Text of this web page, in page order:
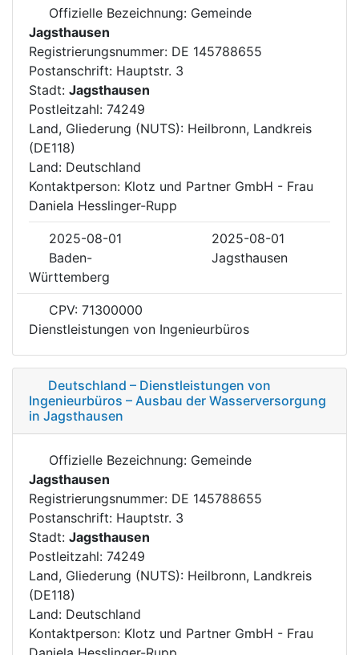
Offizielle Bezeichnung: Gemeinde
Jagsthausen
Registrierungsnummer: DE 145788655
Postanschrift: Hauptstr. 3
Stadt: Jagsthausen
Postleitzahl: 74249
Land, Gliederung (NUTS): Heilbronn, Landkreis
(DE118)
Land: Deutschland
Kontaktperson: Klotz und Partner GmbH - Frau
Daniela Hesslinger-Rupp
2025-08-01
2025-08-01
Baden-
Württemberg
Jagsthausen
CPV: 71300000
Dienstleistungen von Ingenieurbüros
Deutschland – Dienstleistungen von
Ingenieurbüros – Ausbau der Wasserversorgung
in Jagsthausen
Offizielle Bezeichnung: Gemeinde
Jagsthausen
Registrierungsnummer: DE 145788655
Postanschrift: Hauptstr. 3
Stadt: Jagsthausen
Postleitzahl: 74249
Land, Gliederung (NUTS): Heilbronn, Landkreis
(DE118)
Land: Deutschland
Kontaktperson: Klotz und Partner GmbH - Frau